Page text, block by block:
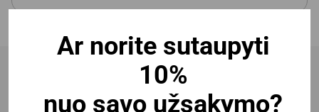
Platus kokybiškų
gamintojų prekių
Ar norite sutaupyti
10%
nuo savo užsakymo?